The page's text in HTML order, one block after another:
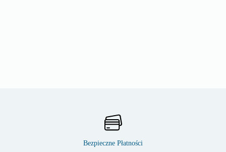
Bezpieczne Płatności